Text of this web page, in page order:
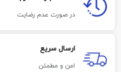
در صورت عدم رضایت
ارسال سریع
امن و مطمئن